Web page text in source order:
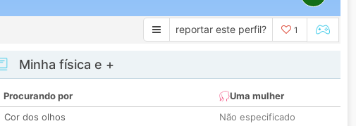
reportar este perfil? 1
Minha física e +
Procurando por
Uma mulher
Cor dos olhos
Não especificado